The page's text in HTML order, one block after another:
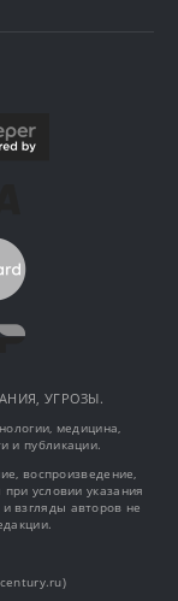
УГРОЗЫ.
медицина,
и публикации.
воспроизведение,
условии указания
взгляды авторов не